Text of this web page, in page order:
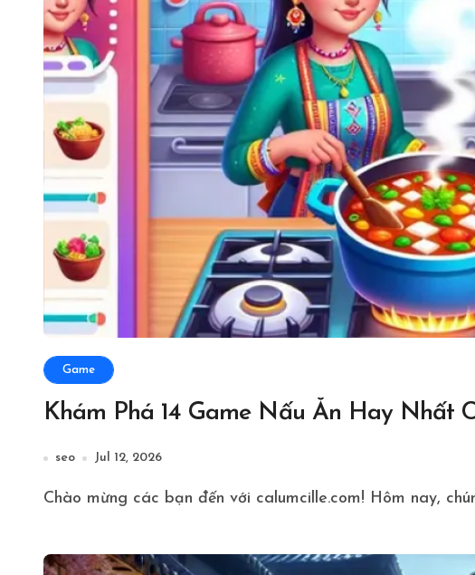
Game
Khám Phá 14 Game Nấu Ăn Hay Nhất
seo Jul 12, 2026
Chào mừng các bạn đến với calumcille.com! Hôm nay,